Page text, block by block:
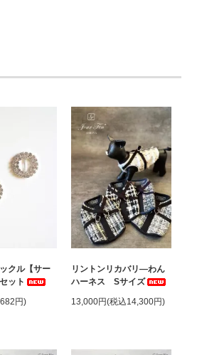
クル【サー
ット
円)
リントンリカバリ―わん
ハーネス Sサイズ
13,000円(税込14,300円)